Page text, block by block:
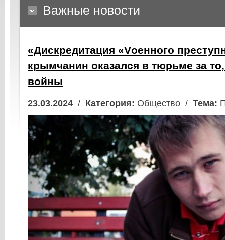
Важные новости
«Дискредитация «Vоенного
крымчанин оказался в тюрьме за
войны
23.03.2024 / Категория: Общество / Тема: